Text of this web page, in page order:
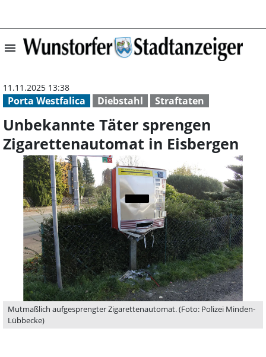
menu Unbekannte
Porta Westfalica Diebstahl Straftaten
11.11.2025 13:38
Unbekannte Täter sprengen
Zigarettenautomat in Eisbergen
Mutmaßlich aufgesprengter Zigarettenautomat. (Foto: Polizei Minden-
Lübbecke)